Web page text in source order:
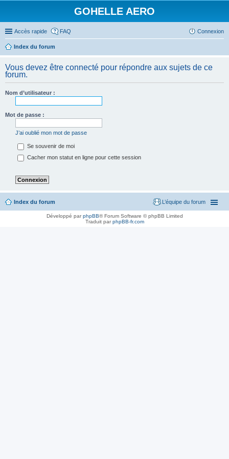
GOHELLE AERO
Accès rapide FAQ Connexion
Index du forum
Vous devez être connecté pour répondre aux sujets de ce
forum.
Nom d’utilisateur :
Mot de passe :
J’ai oublié mon mot de passe
Se souvenir de moi
Cacher mon statut en ligne pour cette session
Index du forum L’équipe du forum
Développé parphpBB® Forum Software © phpBB Limited
Traduit parphpBB-fr.com